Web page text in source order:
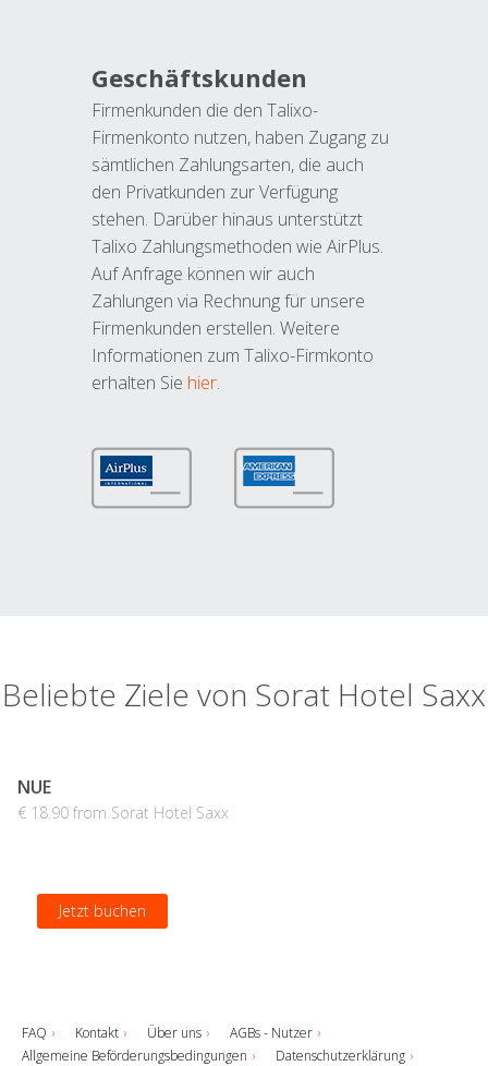
Geschäftskunden
Firmenkunden die den Talixo-
Firmenkonto nutzen, haben Zugang zu
sämtlichen Zahlungsarten, die auch
den Privatkunden zur Verfügung
stehen. Darüber hinaus unterstützt
Talixo Zahlungsmethoden wie AirPlus.
Auf Anfrage können wir auch
Zahlungen via Rechnung für unsere
Firmenkunden erstellen. Weitere
Informationen zum Talixo-Firmkonto
erhalten Sie hier.
Beliebte Ziele von Sorat Hotel Saxx
NUE
€ 18.90 from Sorat Hotel Saxx
Jetzt buchen
FAQ Kontakt Über uns
AGBs - Nutzer
Allgemeine Beförderungsbedingungen
Datenschutzerklärung